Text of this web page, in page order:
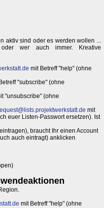
aktiv sind oder es werden wollen ...
oder wer auch immer. Kreative
mit Betreff "help" (ohne
"subscribe" (ohne
"unsubscribe" (ohne
mit
euer Listen-Passwort ersetzen). Ist
braucht Ihr einen Account
auch eintragt) anklicken
mit Betreff "help" (ohne